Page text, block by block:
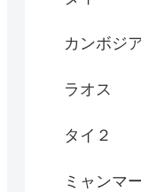
カンボジ
ラオス
タイ２
ミャンマ